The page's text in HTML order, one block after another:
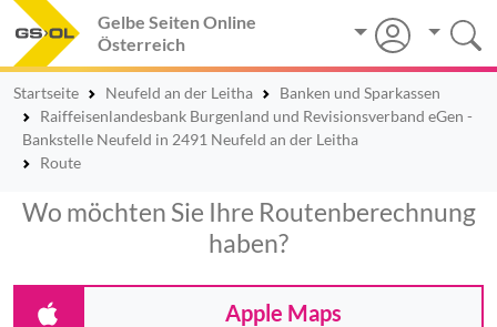
Gelbe Seiten Online
Österreich
Startseite Neufeld an der Leitha
Banken und Sparkassen
Raiffeisenlandesbank Burgenland und Revisionsverband eGen -
Bankstelle Neufeld in 2491 Neufeld an der Leitha
Route
Wo möchten Sie Ihre Routenberechnung
haben?
Apple Maps